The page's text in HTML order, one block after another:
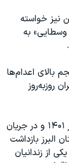
نیز خواسته
به
بالای اعدام‌ها
روزبه‌روز
آرشام رضایی، فعال مشروطه‌خواه، در مهر ۱۴۰۱ و در جریان
البرز بازداشت
از زندانیان